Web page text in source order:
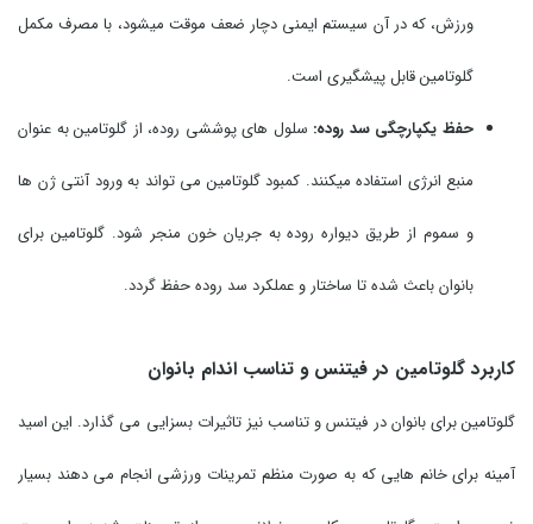
ورزش، که در آن سیستم ایمنی دچار ضعف موقت میشود، با مصرف مکمل
گلوتامین قابل پیشگیری است.
حفظ یکپارچگی سد روده: سلول های پوششی روده، از گلوتامین به عنوان
منبع انرژی استفاده میکنند. کمبود گلوتامین می تواند به ورود آنتی ژن ها
و سموم از طریق دیواره روده به جریان خون منجر شود. گلوتامین برای
بانوان باعث شده تا ساختار و عملکرد سد روده حفظ گردد.
کاربرد گلوتامین در فیتنس و تناسب اندام بانوان
گلوتامین برای بانوان در فیتنس و تناسب نیز تاثیرات بسزایی می گذارد. این اسید
آمینه برای خانم هایی که به صورت منظم تمرینات ورزشی انجام می دهند بسیار